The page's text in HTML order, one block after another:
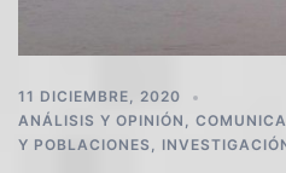
11 DICIEMBRE, 2020
ANÁLISIS Y OPINIÓN ,
Y POBLACIONES ,